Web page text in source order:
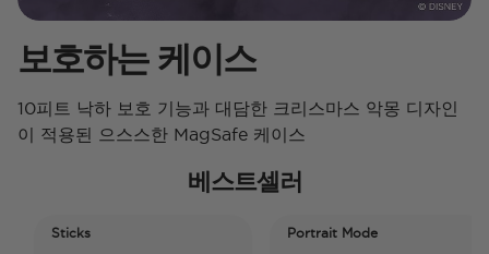
보호하는 케이스
10피트 낙하 보호 기능과 대담한 크리스마스 악몽 디자인
이 적용된 으스스한 MagSafe 케이스
베스트셀러
Sticks Portrait Mode